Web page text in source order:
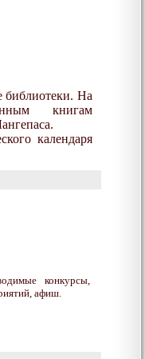
библиотеки. На
книгам
календаря
конкурсы,
афиш.